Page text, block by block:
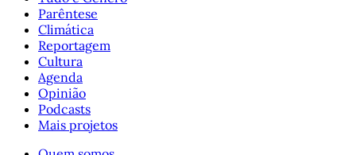
Parêntese
Climática
Reportagem
Cultura
Agenda
Opinião
Podcasts
Mais projetos